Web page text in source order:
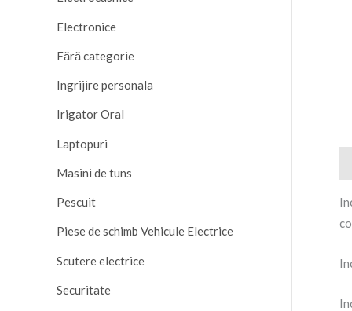
Electronice
Fără categorie
Ingrijire personala
Irigator Oral
Laptopuri
Masini de tuns
Pescuit
Piese de schimb Vehicule Electrice
Scutere electrice
Securitate